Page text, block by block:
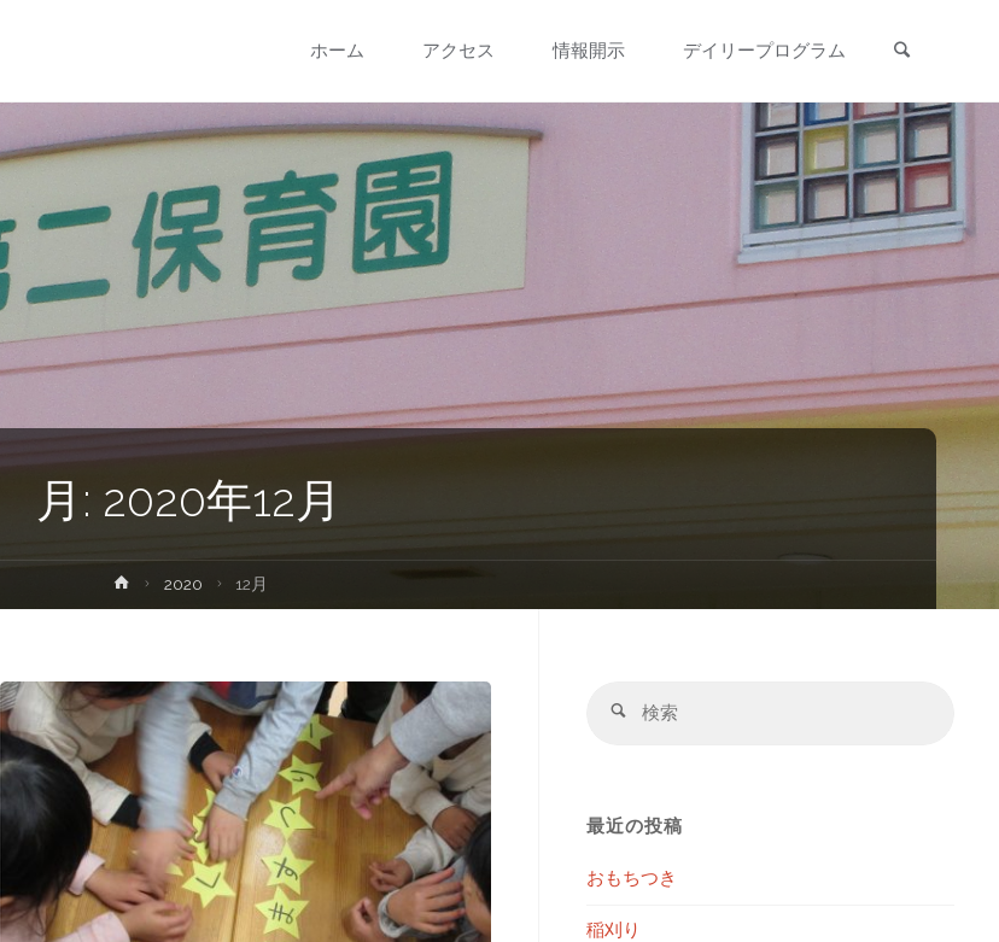
ン
ツ
へ
ホーム アクセス 情報開示 デイリープログラム
月: 2020年12月
ホ
ー
2020 12月
検
最近の投稿
おもちつき
稲刈り